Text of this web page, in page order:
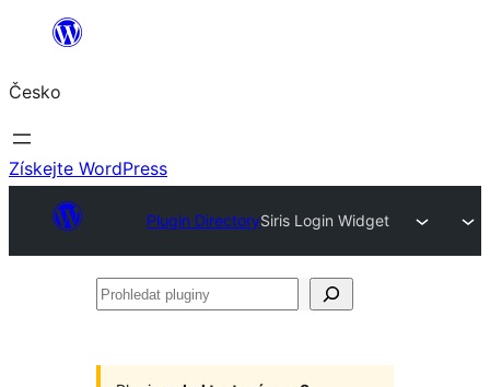
Přeskočit
obsah
Česko
Získejte WordPress
Plugin DirectorySiris Login Widget
Prohledat